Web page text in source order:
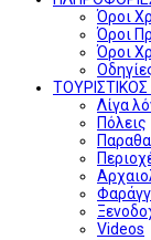
Όροι
Όροι
Όροι
Λίγα
Πόλεις
Videos